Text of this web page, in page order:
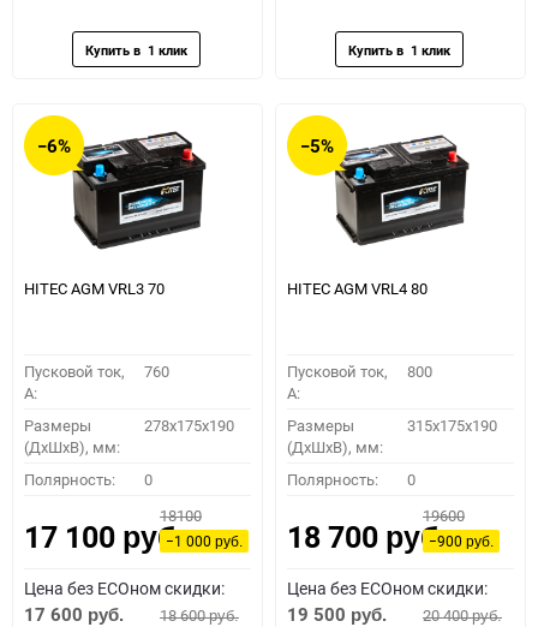
−6%
HITEC AGM VRL3 70
Пусковой ток,
A:
760
Размеры
(ДхШхВ), мм:
278x175x190
Полярность: 0
17 100 руб.
18100
−1 000руб.
Цена без ECOном скидки:
17 600 руб. 18 600руб.
−5%
HITEC AGM VRL4 80
Пусковой ток,
A:
800
Размеры
(ДхШхВ), мм:
315x175x190
Полярность: 0
18 700 руб.
19600
−900руб.
Цена без ECOном скидки:
19 500 руб. 20 400руб.